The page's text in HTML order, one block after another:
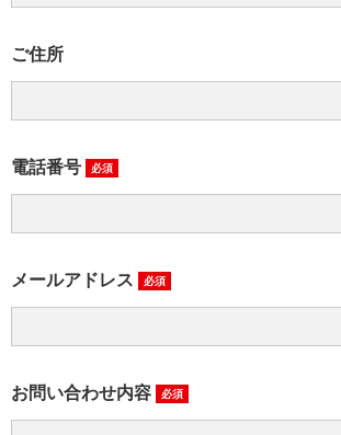
ご住所
電話番号 必須
メールアドレス 必須
お問い合わせ内容 必須